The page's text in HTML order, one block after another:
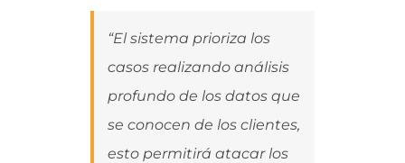
“El sistema prioriza los
casos realizando análisis
profundo de los datos que
se conocen de los clientes,
esto permitirá atacar los